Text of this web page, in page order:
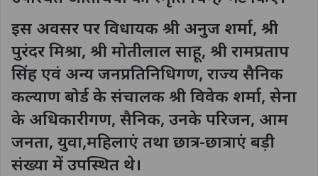
इस अवसर पर विधायक श्री अनुज शर्मा, श्री
पुरंदर मिश्रा, श्री मोतीलाल साहू, श्री रामप्रताप
सिंह एवं अन्य जनप्रतिनिधिगण, राज्य सैनिक
कल्याण बोर्ड के संचालक श्री विवेक शर्मा, सेना
के अधिकारीगण, सैनिक, उनके परिजन, आम
जनता, युवा,महिलाएं तथा छात्र-छात्राएं बड़ी
संख्या में उपस्थित थे।